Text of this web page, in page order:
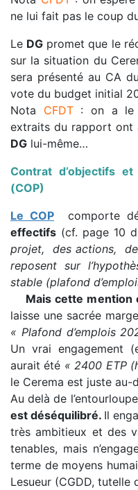
ne lui fait pas le coup
Le DG promet que le
sur la situation du
sera présenté au CA
vote du budget initial
Nota CFDT : on a le
extraits du rapport ont
DG lui-même…
Contrat d’objectifs
(COP)
Le COP
comporte
effectifs (cf. page 10
projet, des actions,
reposent sur
stable (plafond
Mais cette mention
laisse une sacrée
« Plafond d’emplois
Un vrai engagement
aurait été « 2400 ETP
le Cerema est juste au-
Au delà de
est déséquilibré. Il
très ambitieux et des
tenables, mais
terme de moyens
Lesueur (CGDD, tutelle